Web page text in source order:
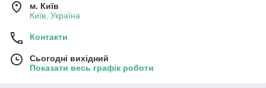
м. Київ
Київ, Україна
Контакти
Сьогодні вихідний
Показати весь графік роботи